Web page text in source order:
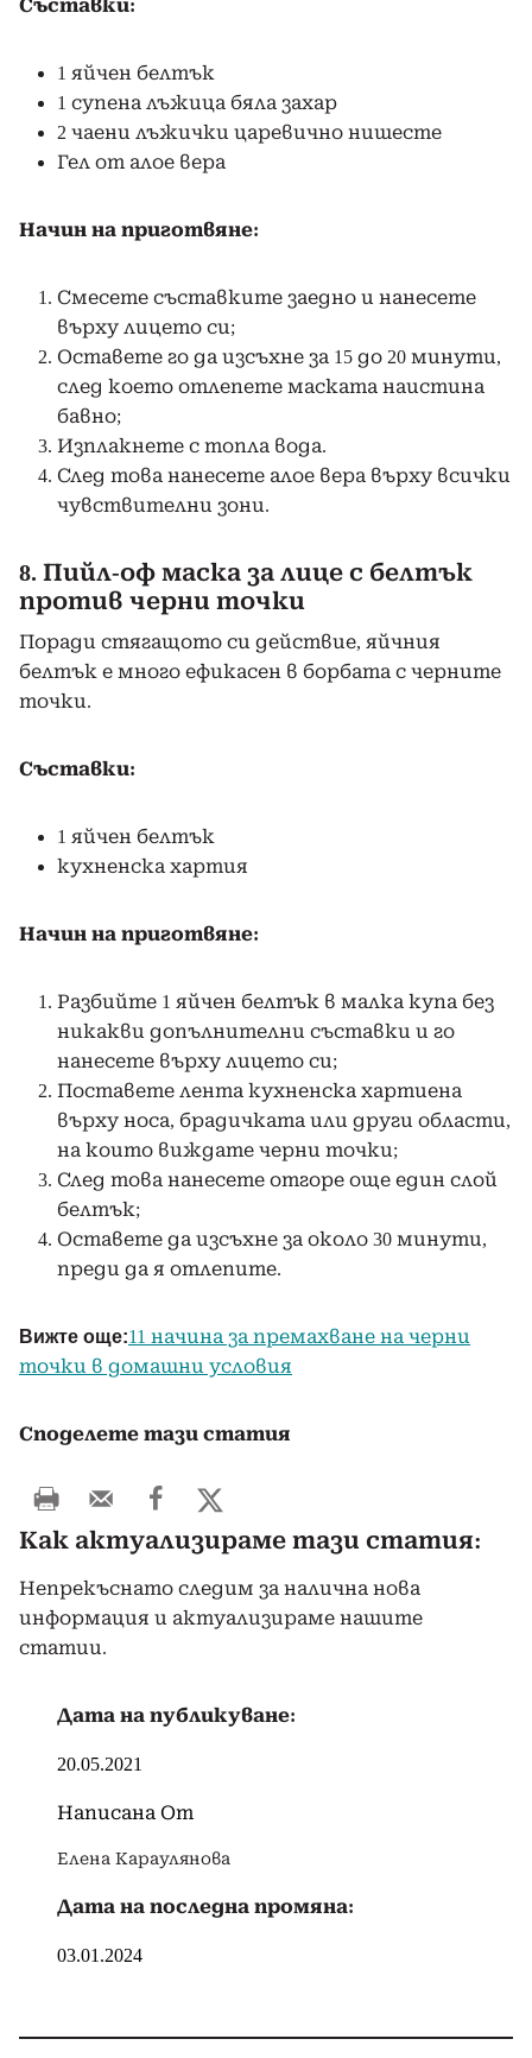
Съставки:
1 яйчен белтък
1 супена лъжица бяла захар
2 чаени лъжички царевично нишесте
Гел от алое вера
Начин на приготвяне:
Смесете съставките заедно и нанесете
върху лицето си;
Оставете го да изсъхне за 15 до 20 минути,
след което отлепете маската наистина
бавно;
Изплакнете с топла вода.
След това нанесете алое вера върху всички
чувствителни зони.
8. Пийл-оф маска за лице с белтък
против черни точки
Поради стягащото си действие, яйчния
белтък е много ефикасен в борбата с черните
точки.
Съставки:
1 яйчен белтък
кухненска хартия
Начин на приготвяне:
Разбийте 1 яйчен белтък в малка купа без
никакви допълнителни съставки и го
нанесете върху лицето си;
Поставете лента кухненска хартиена
върху носа, брадичката или други области,
на които виждате черни точки;
След това нанесете отгоре още един слой
белтък;
Оставете да изсъхне за около 30 минути,
преди да я отлепите.
Вижте още:11 начина за премахване на черни
точки в домашни условия
Споделете тази статия
Как актуализираме тази статия:
Непрекъснато следим за налична нова
информация и актуализираме нашите
статии.
Дата на публикуване:
20.05.2021
Написана От
Елена Караулянова
Дата на последна промяна:
03.01.2024